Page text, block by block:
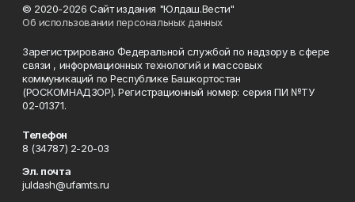
© 2020-2026 Сайт издания "Юлдаш.Вести"
Об использовании персональных данных
Зарегистрировано Федеральной службой по надзору в сфере
связи , информационных технологий и массовых
коммуникаций по Республике Башкортостан
(РОСКОМНАДЗОР). Регистрационный номер: серия ПИ №ТУ
02-01371.
Телефон
8 (34787) 2-20-03
Эл. почта
juldash@ufamts.ru